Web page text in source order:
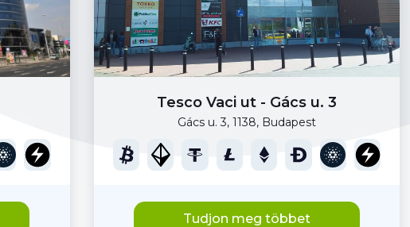
Tesco Vaci ut - Gács u. 3
Gács u. 3, 1138, Budapest
Tudjon meg többet